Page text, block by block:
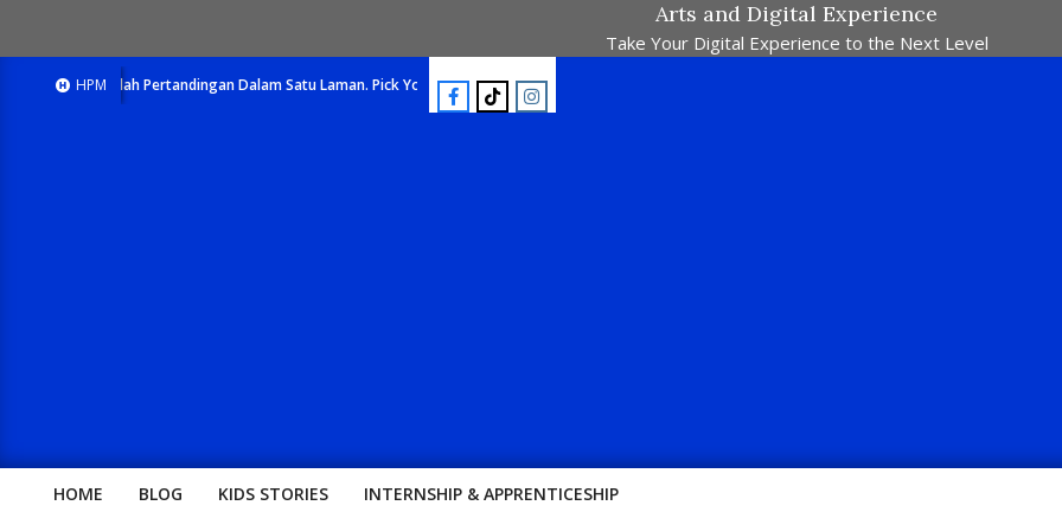
Arts and Digital Experience
Take Your Digital Experience to the Next Level
HPM
E-Majalah Pertandingan Dalam Satu Laman. Pick Your Passion !! E-Majalah Pertandingan Dalam Satu Laman. Pick Your Passion !!
HOME BLOG KIDS STORIES INTERNSHIP & APPRENTICESHIP